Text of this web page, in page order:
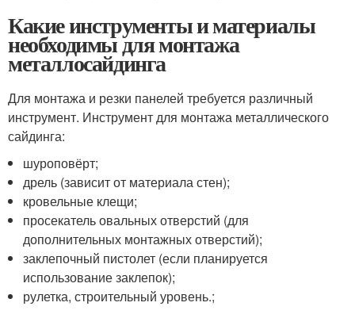
Какие инструменты и материалы
необходимы для монтажа
металлосайдинга
Для монтажа и резки панелей требуется различный
инструмент. Инструмент для монтажа металлического
сайдинга:
шуроповёрт;
дрель (зависит от материала стен);
кровельные клещи;
просекатель овальных отверстий (для
дополнительных монтажных отверстий);
заклепочный пистолет (если планируется
использование заклепок);
рулетка, строительный уровень.;